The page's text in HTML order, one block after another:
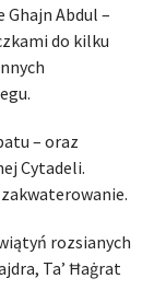
Ghajn Abdul –
do kilku
– oraz
Cytadeli.
rozsianych
Ta’ Ħaġrat